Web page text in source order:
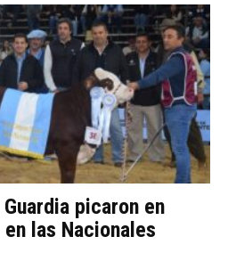
picaron en
las Nacionales